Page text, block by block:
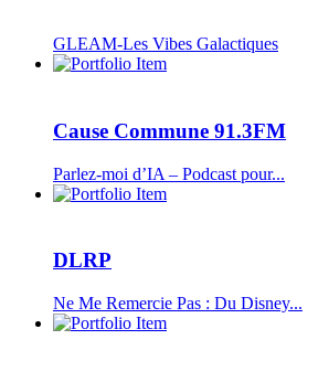
GLEAM-Les Vibes Galactiques
Cause Commune 91.3FM
Parlez-moi d’IA – Podcast pour...
DLRP
Ne Me Remercie Pas : Du Disney...